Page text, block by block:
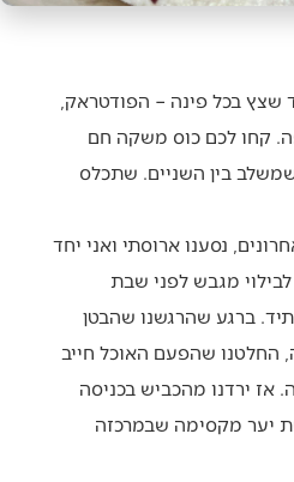
שצץ בכל פינה – הפודטראק,
קחו לכם כוס משקה חם
בין השניים. שתכלס
נסענו ארוסתי ואני יחד
מגבש לפני שבת
ברגע שהרגשנו שהבטן
החלטנו שהפעם האוכל חייב
אז ירדנו מהכביש בכניסה
יער מקסימה שבמרכזה